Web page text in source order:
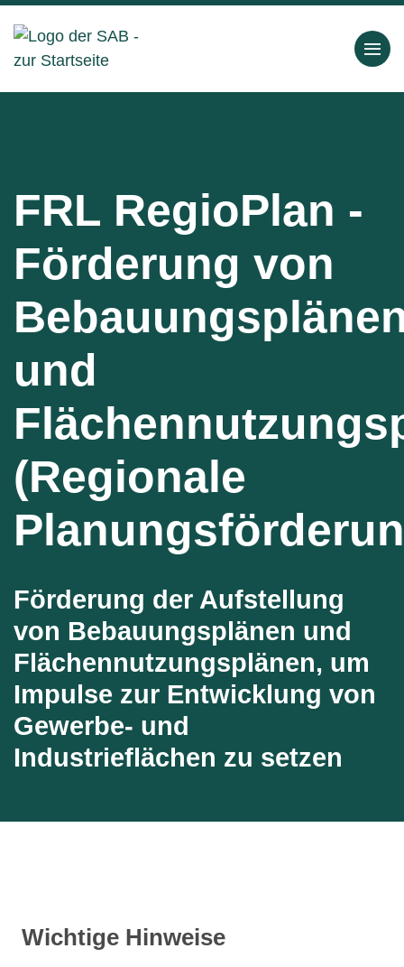
FRL RegioPlan -
Förderung von
und
(Regionale
Förderung der Aufstellung
von Bebauungsplänen und
Flächennutzungsplänen, um
Impulse zur Entwicklung von
Gewerbe- und
Industrieflächen zu setzen
Wichtige Hinweise